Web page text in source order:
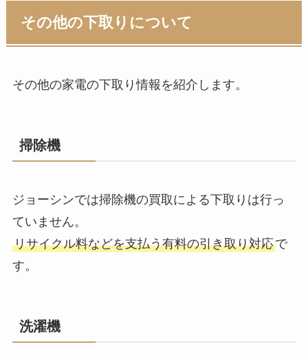
その他の下取りについて
その他の家電の下取り情報を紹介します。
掃除機
ジョーシンでは掃除機の買取による下取りは行っ
ていません。
リサイクル料などを支払う有料の引き取り対応で
す。
洗濯機